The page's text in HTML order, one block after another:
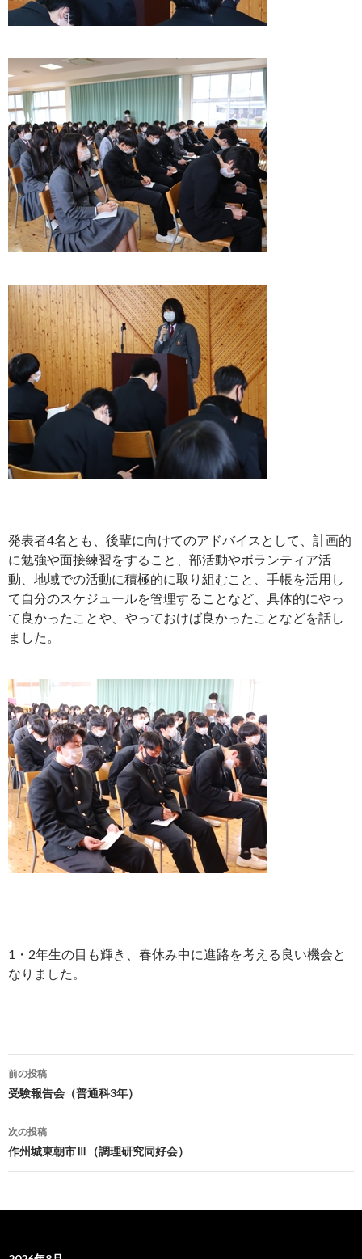
発表者4名とも、後輩に向けてのアドバイスとして、計画的
に勉強や面接練習をすること、部活動やボランティア活
動、地域での活動に積極的に取り組むこと、手帳を活用し
て自分のスケジュールを管理することなど、具体的にやっ
て良かったことや、やっておけば良かったことなどを話し
ました。
1・2年生の目も輝き、春休み中に進路を考える良い機会と
なりました。
投
稿
ナ
ゲ
前の投稿
受験報告会（普通科3年）
次の投稿
作州城東朝市Ⅲ（調理研究同好会）